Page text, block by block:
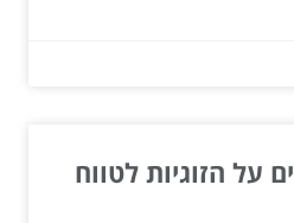
על הזוגיות לטווח